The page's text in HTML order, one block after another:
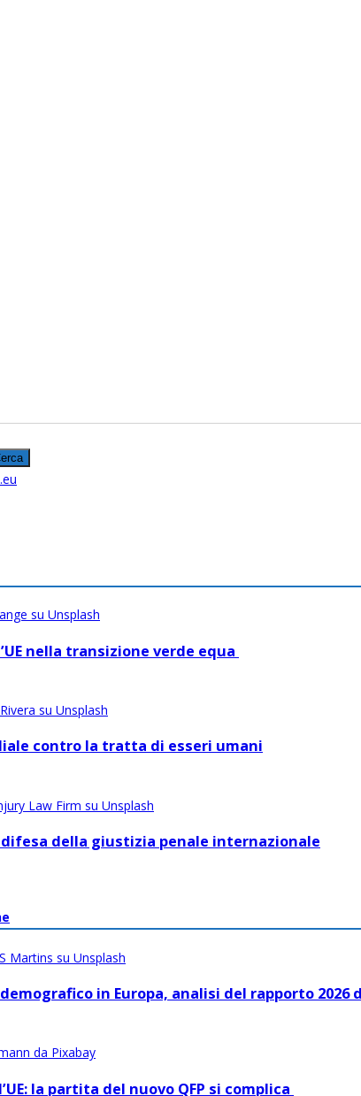
nella transizione verde equa
contro la tratta di esseri umani
difesa della giustizia penale internazionale
in Europa, analisi del rapporto 2026
la partita del nuovo QFP si complica